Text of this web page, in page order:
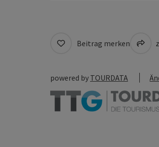
Beitrag merken
powered by TOURDATA